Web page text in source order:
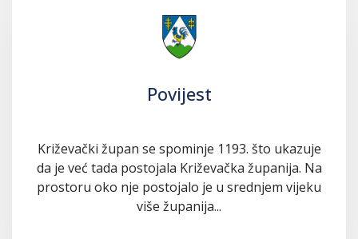
Povijest
Križevački župan se spominje 1193. što ukazuje
da je već tada postojala Križevačka županija. Na
prostoru oko nje postojalo je u srednjem vijeku
više županija...